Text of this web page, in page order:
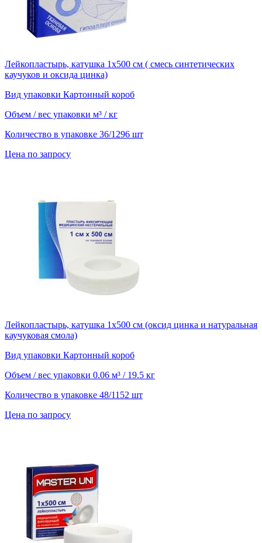
Лейкопластырь, катушка 1х500 см ( смесь синтетических
каучуков и оксида цинка)
Вид упаковки Картонный короб
Объем / вес упаковки м³ / кг
Количество в упаковке 36/1296 шт
Цена по запросу
Лейкопластырь, катушка 1х500 см (оксид цинка и натуральная
каучуковая смола)
Вид упаковки Картонный короб
Объем / вес упаковки 0.06 м³ / 19.5 кг
Количество в упаковке 48/1152 шт
Цена по запросу